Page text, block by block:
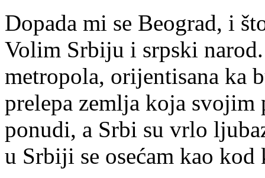
Dopada mi se Beograd, i
Volim Srbiju i srpski
metropola, orijentisana ka
prelepa zemlja koja svojim
ponudi, a Srbi su vrlo
u Srbiji se osećam kao kod